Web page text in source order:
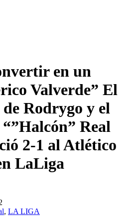
en un
Valverde” El
Rodrygo y el
Real
2-1 al Atlético
LaLiga
, LA LIGA